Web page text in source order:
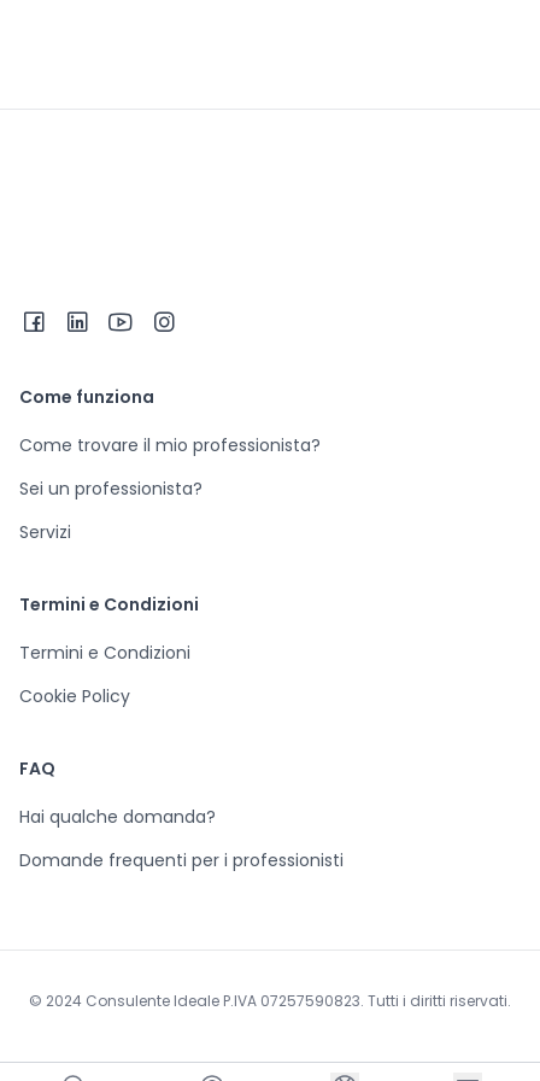
Come funziona
Come trovare il mio professionista?
Sei un professionista?
Servizi
Termini e Condizioni
Termini e Condizioni
Cookie Policy
FAQ
Hai qualche domanda?
Domande frequenti per i professionisti
© 2024 Consulente Ideale P.IVA 07257590823. Tutti i diritti riservati.